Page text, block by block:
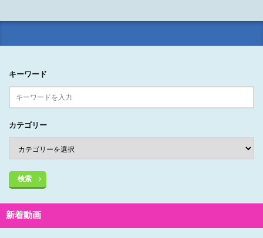
キーワード
カテゴリー
検索
新着動画